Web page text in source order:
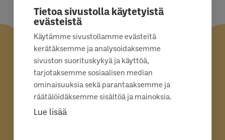
Tietoa sivustolla käytetyistä
evästeistä
Käytämme sivustollamme evästeitä
kerätäksemme ja analysoidaksemme
sivuston suorituskykyä ja käyttöä,
tarjotaksemme sosiaalisen median
ominaisuuksia sekä parantaaksemme ja
räätälöidäksemme sisältöä ja mainoksia.
Lue lisää